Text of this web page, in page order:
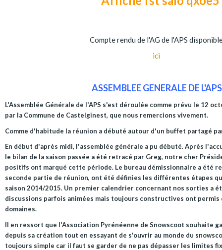
Compte rendu de l'AG de l'APS
ici
ASSEMBLEE GENERALE DE L'APS
L'Assemblée Générale de l'APS s'est déroulée comme prévu le 12
par la Commune de Castelginest, que nous remercions vivement.
Comme d'habitude la réunion a débuté autour d'un buffet partagé
En début d'après midi, l'assemblée générale a pu débuté. Après
le bilan de la saison passée a été retracé par Greg, notre cher
positifs ont marqué cette période. Le bureau démissionnaire a été
seconde partie de réunion, ont été définies les différentes étapes
saison 2014/2015. Un premier calendrier concernant nos sorties a
discussions parfois animées mais toujours constructives ont permis
domaines.
Il en ressort que l'Association Pyrénéenne de Snowscoot souhaite
depuis sa création tout en essayant de s'ouvrir au monde du
toujours simple car il faut se garder de ne pas dépasser les limites